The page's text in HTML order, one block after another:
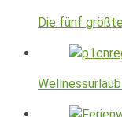
Die fünf